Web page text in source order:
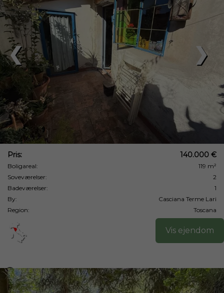
❯
❮
Pris: 140.000 €
Boligareal:
119 m²
Soveværelser:
2
Badeværelser:
1
By:
Casciana Terme Lari
Region:
Toscana
Vis ejendom